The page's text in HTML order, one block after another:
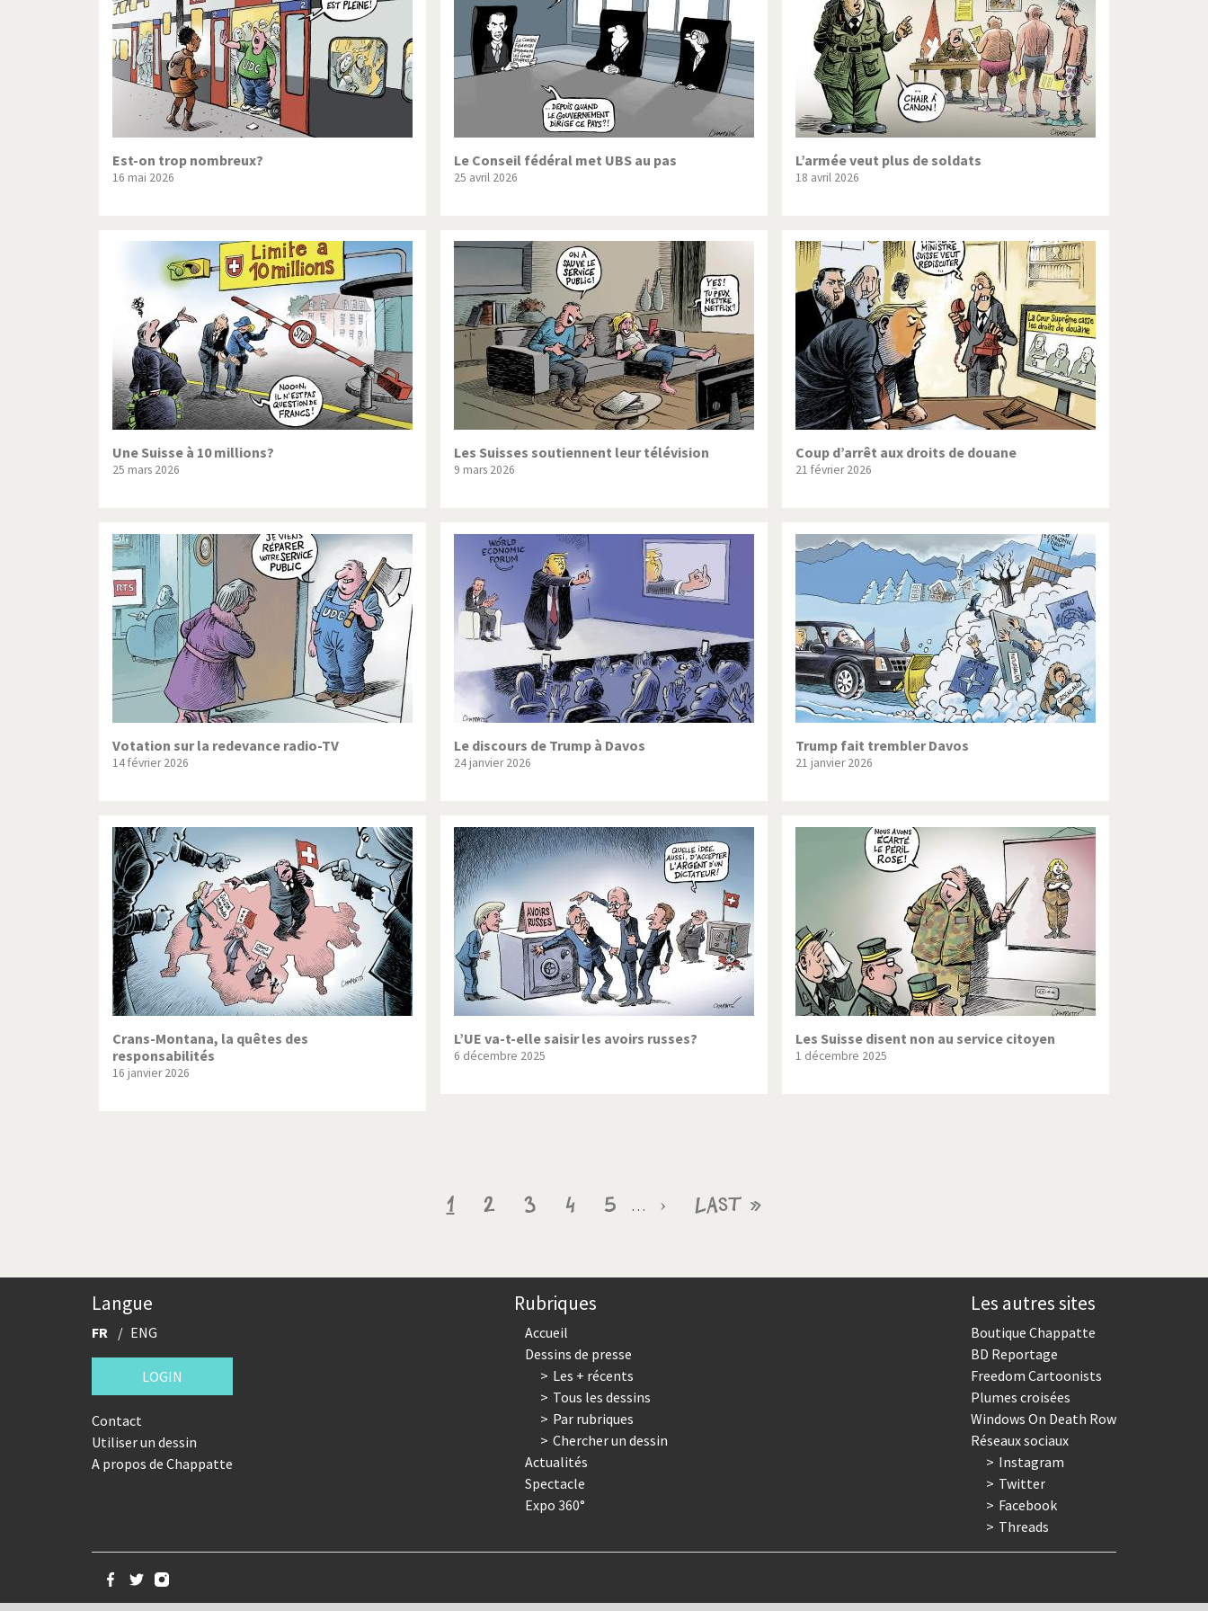
Est-on trop nombreux?
16 mai 2026
Le Conseil fédéral met UBS au pas
25 avril 2026
L’armée veut plus de soldats
18 avril 2026
Une Suisse à 10 millions?
25 mars 2026
Les Suisses soutiennent leur télévision
9 mars 2026
Coup d’arrêt aux droits de douane
21 février 2026
Votation sur la redevance radio-TV
14 février 2026
Le discours de Trump à Davos
24 janvier 2026
Trump fait trembler Davos
21 janvier 2026
Crans-Montana, la quêtes des
responsabilités
16 janvier 2026
L’UE va-t-elle saisir les avoirs russes?
6 décembre 2025
Les Suisse disent non au service citoyen
1 décembre 2025
Page
1 Page
2 Page
3 Page
4 Page
5 …
Page
›
Dernière
Last »
Langue
FR ENG
LOGIN
Contact
Utiliser un dessin
A propos de Chappatte
Rubriques
Accueil
Dessins de presse
Les + récents
Tous les dessins
Par rubriques
Chercher un dessin
Actualités
Spectacle
Expo 360°
Les autres sites
Boutique Chappatte
BD Reportage
Freedom Cartoonists
Plumes croisées
Windows On Death Row
Réseaux sociaux
Instagram
Twitter
Facebook
Threads